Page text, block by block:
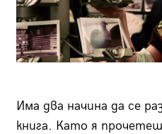
Има два начина да се
книга. Като я